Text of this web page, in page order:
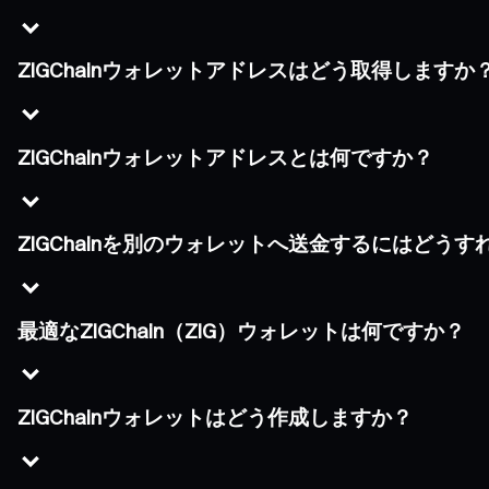
ZIGChainウォレットアドレスはどう取得しますか
ZIGChainウォレットアドレスとは何ですか？
ZIGChainを別のウォレットへ送金するにはどうす
最適なZIGChain（ZIG）ウォレットは何ですか？
ZIGChainウォレットはどう作成しますか？